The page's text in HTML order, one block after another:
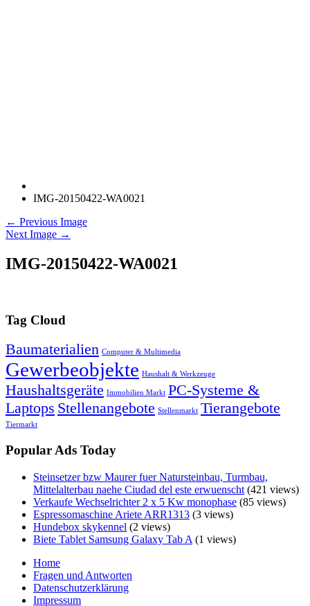
IMG-20150422-WA0021
← Previous Image
Next Image →
IMG-20150422-WA0021
Tag Cloud
Baumaterialien Computer & Multimedia
Gewerbeobjekte Haushalt & Werkzeuge
Haushaltsgeräte Immobilien Markt PC-Systeme &
Laptops Stellenangebote Stellenmarkt Tierangebote
Tiermarkt
Popular Ads Today
Steinsetzer bzw Maurer fuer Natursteinbau, Turmbau,
Mittelalterbau naehe Ciudad del este erwuenscht (421 views)
Verkaufe Wechselrichter 2 x 5 Kw monophase (85 views)
Espressomaschine Ariete ARR1313 (3 views)
Hundebox skykennel (2 views)
Biete Tablet Samsung Galaxy Tab A (1 views)
Home
Fragen und Antworten
Datenschutzerklärung
Impressum